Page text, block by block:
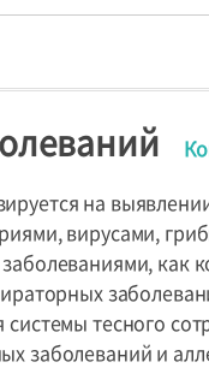
центры
на
вирусами,
как
тесного
заболеваний и